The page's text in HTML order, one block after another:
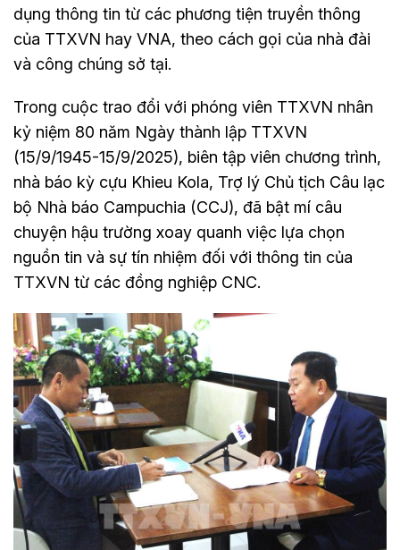
dụng thông tin từ các phương tiện truyền thông
của TTXVN hay VNA, theo cách gọi của nhà đài
và công chúng sở tại.
Trong cuộc trao đổi với phóng viên TTXVN nhân
kỷ niệm 80 năm Ngày thành lập TTXVN
(15/9/1945-15/9/2025), biên tập viên chương trình,
nhà báo kỳ cựu Khieu Kola, Trợ lý Chủ tịch Câu lạc
bộ Nhà báo Campuchia (CCJ), đã bật mí câu
chuyện hậu trường xoay quanh việc lựa chọn
nguồn tin và sự tín nhiệm đối với thông tin của
TTXVN từ các đồng nghiệp CNC.